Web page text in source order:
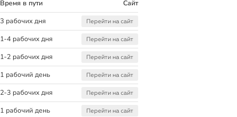
Время в пути
Сайт
3 рабочих дня Перейти на сайт
1-4 рабочих дня Перейти на сайт
1-2 рабочих дня Перейти на сайт
1 рабочий день Перейти на сайт
2-3 рабочих дня Перейти на сайт
1 рабочий день Перейти на сайт